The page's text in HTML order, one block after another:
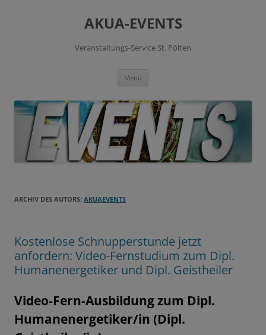
AKUA-EVENTS
Veranstaltungs-Service St. Pölten
Menü
ARCHIV DES AUTORS: AKUAEVENTS
Kostenlose Schnupperstunde jetzt
anfordern: Video-Fernstudium zum Dipl.
Humanenergetiker und Dipl. Geistheiler
Video-Fern-Ausbildung zum Dipl.
Humanenergetiker/in (Dipl.